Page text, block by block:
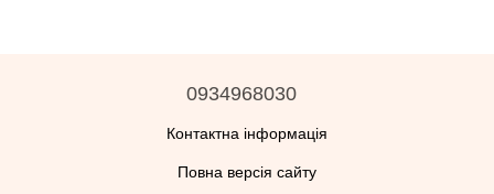
0934968030
Контактна інформація
Повна версія сайту